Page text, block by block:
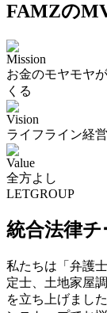
FAMZの
Mission
お金のモヤモヤ
くる
Vision
ライフライン経
Value
全方よし
LETGROUP
統合法律
私たちは「弁護
定士、土地家屋
を立ち上げまし